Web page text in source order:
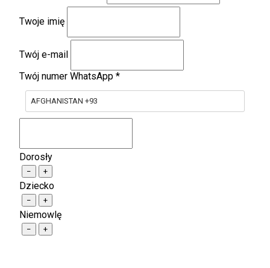
Twoje imię
Twój e-mail
Twój numer WhatsApp *
AFGHANISTAN +93
Dorosły
− +
Dziecko
− +
Niemowlę
− +